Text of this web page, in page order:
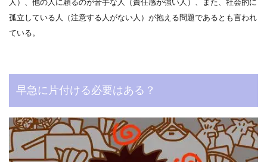
人）、他の人に頼るのが苦手な人（責任感が強い人）、また、社会的に
孤立している人（注意する人がない人）が抱える問題であるとも言われ
ている。
早急に片付ける必要はある？